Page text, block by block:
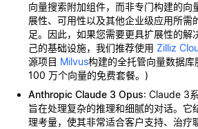
向量搜索附加组件，而非专门构建的向
展性、可用性以及其他企业级应用所需
足。因此，如果您需要更具扩展性的解
己的基础设施，我们推荐使用 Zilliz
源项目 Milvus构建的全托管向量数据
100 万个向量的免费套餐。)
Anthropic Claude 3 Opus: Claude 3
旨在处理复杂的推理和细腻的对话。它
理考量，使其非常适合客户支持、治疗